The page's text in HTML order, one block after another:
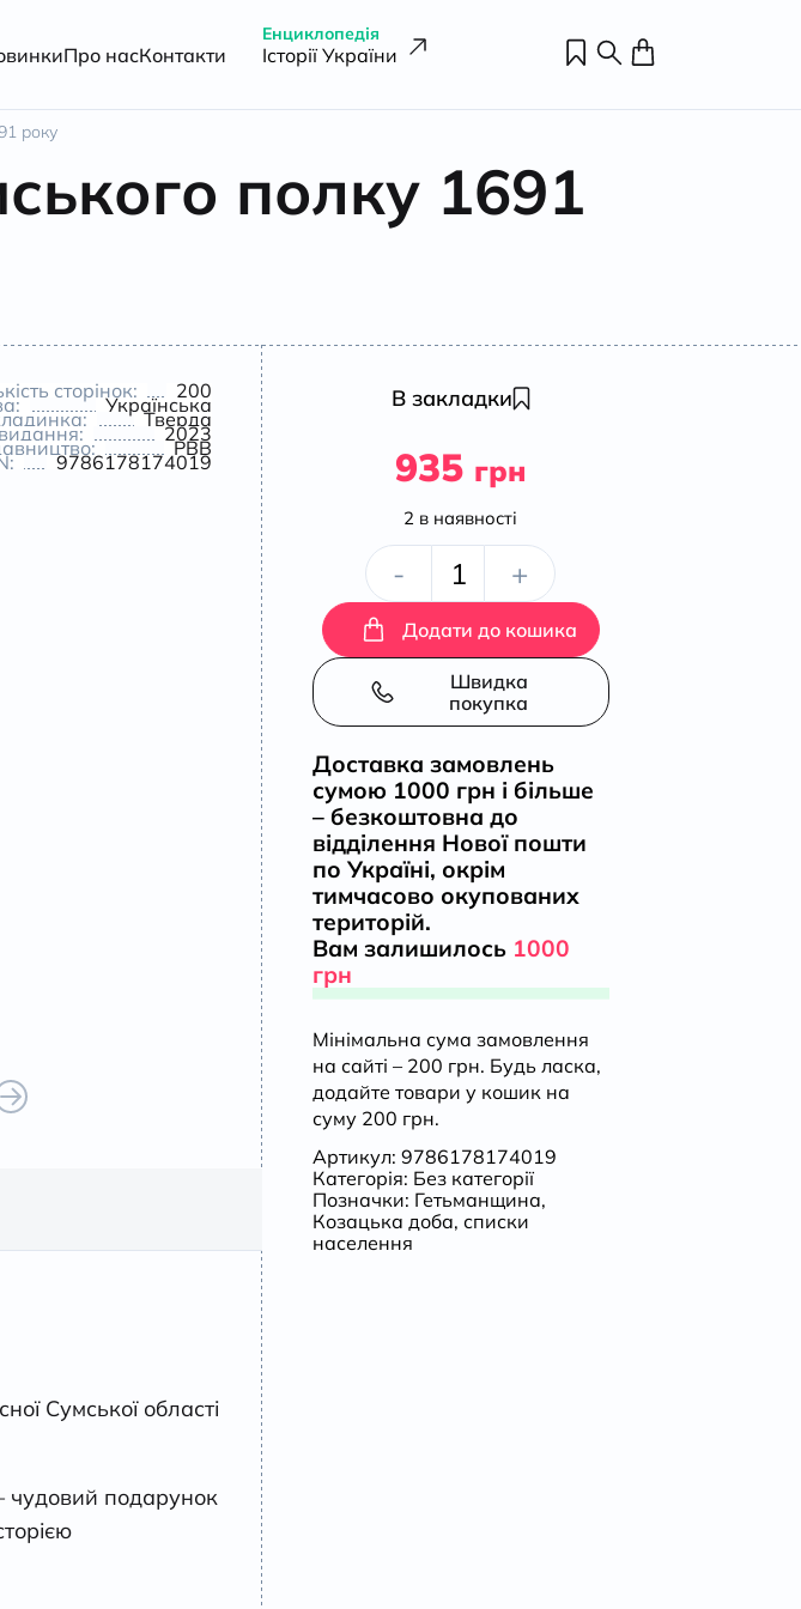
Про насКонтакти
Енциклопедія
Історії України
року
полку 1691
сторінок: 200
Українська
Тверда
2023
РВВ
9786178174019
Сумської області
чудовий подарунок
В закладки
935 грн
2 в наявності
-
Переписна
книга
Сумського
1691
року
кількість
+
Додати до кошика
Швидка
покупка
Доставка замовлень
сумою 1000 грн і більше
– безкоштовна до
відділення Нової пошти
по Україні, окрім
тимчасово окупованих
територій.
Вам залишилось 1000
грн
Мінімальна сума замовлення
на сайті – 200 грн. Будь ласка,
додайте товари у кошик на
суму 200 грн.
Артикул: 9786178174019
Категорія: Без категорії
Позначки: Гетьманщина,
Козацька доба, списки
населення